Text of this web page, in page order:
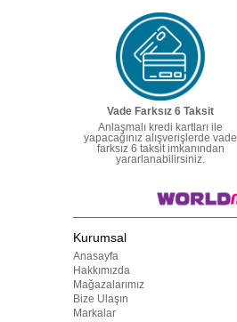
Vade Farksız 6 Taksit
Anlaşmalı kredi kartları ile
yapacağınız alışverişlerde vade
farksız 6 taksit imkanından
yararlanabilirsiniz.
Kurumsal
Anasayfa
Hakkımızda
Mağazalarımız
Bize Ulaşın
Markalar